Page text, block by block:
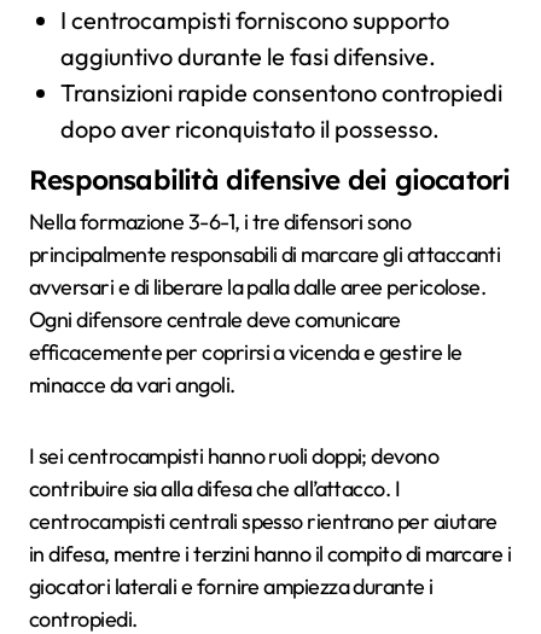
I centrocampisti forniscono supporto
aggiuntivo durante le fasi difensive.
Transizioni rapide consentono contropiedi
dopo aver riconquistato il possesso.
Responsabilità difensive dei giocatori
Nella formazione 3-6-1, i tre difensori sono
principalmente responsabili di marcare gli attaccanti
avversari e di liberare la palla dalle aree pericolose.
Ogni difensore centrale deve comunicare
efficacemente per coprirsi a vicenda e gestire le
minacce da vari angoli.
I sei centrocampisti hanno ruoli doppi; devono
contribuire sia alla difesa che all’attacco. I
centrocampisti centrali spesso rientrano per aiutare
in difesa, mentre i terzini hanno il compito di marcare i
giocatori laterali e fornire ampiezza durante i
contropiedi.